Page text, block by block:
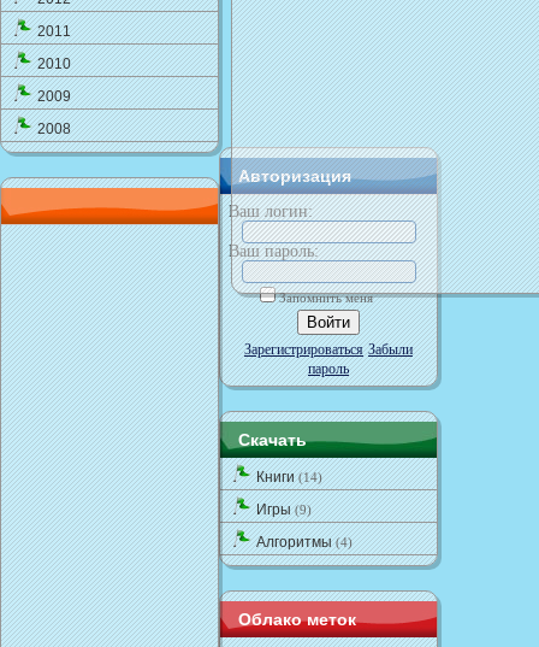
2011
2010
2009
2008
Авторизация
Ваш логин:
Ваш пароль:
Запомнить меня
Зарегистрироваться Забыли
пароль
Скачать
Книги(14)
Игры(9)
Алгоритмы(4)
Облако меток